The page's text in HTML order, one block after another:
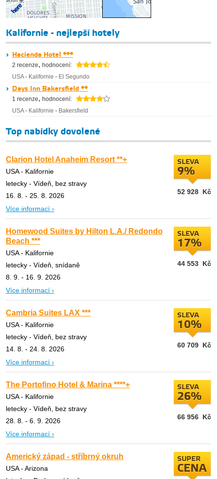
Kalifornie - nejlepší hotely
Hacienda Hotel ***
2 recenze, hodnocení:
USA - Kalifornie - El Segundo
Days Inn Bakersfield **
1 recenze, hodnocení:
USA - Kalifornie - Bakersfield
Top nabídky dovolené
Clarion Hotel Anaheim Resort **+
USA - Kalifornie
letecky - Vídeň, bez stravy
16. 8. - 25. 8. 2026
Více informací ›
SLEVA
9%
52 928 Kč
Homewood Suites by Hilton L.A./ Redondo
Beach ***
USA - Kalifornie
letecky - Vídeň, snídaně
8. 9. - 16. 9. 2026
Více informací ›
SLEVA
17%
44 553 Kč
Cambria Suites LAX ***
USA - Kalifornie
letecky - Vídeň, bez stravy
14. 8. - 24. 8. 2026
Více informací ›
SLEVA
10%
60 709 Kč
The Portofino Hotel & Marina ****+
USA - Kalifornie
letecky - Vídeň, bez stravy
28. 8. - 6. 9. 2026
Více informací ›
SLEVA
26%
66 956 Kč
Americký západ - stříbrný okruh
USA - Arizona
SUPER
CENA